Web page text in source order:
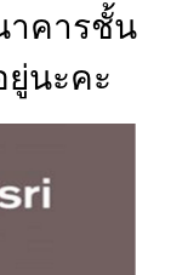
าคารชั้น
นะคะ